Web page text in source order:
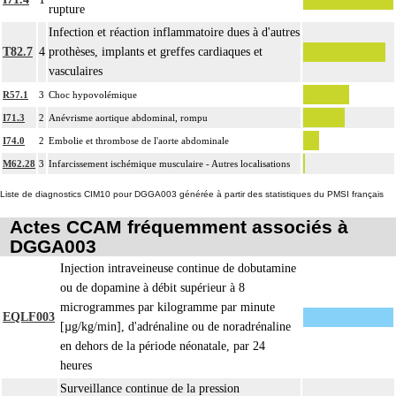
résection d'un axe ou d'une structure vasculaire avec reconstruction par greffe
Par thoracotomie, on entend : tout abord de la cavité thoracique - sternotomie,
thoracotomie latérale, thoracotomie postérieure.
La circulation extracorporelle [CEC] pour acte intrathoracique inclut, pour le
chirurgien, l'installation, la conduite de la circulation extracorporelle, et son
- décision de l'indication et choix de la technique
- pose et ablation des canules
- décision d'arrêt circulatoire
- définition des protocoles de remplissage
- décision de cardioplégie
- décision d'assistance circulatoire.
La suture d'un vaisseau inclut l'angioplastie d'élargissement.
Le pontage artériel inclut la thromboendartériectomie de contigüité.
Les actes sur le thorax, par thoracoscopie incluent l'évacuation de collection
intrathoracique associée, la pose de drain pleural et/ou péricardique.
rupture
T82.7 4
Infection et réaction inflammatoire dues à d'autres
prothèses, implants et greffes cardiaques et
vasculaires
R57.1 3 Choc hypovolémique
I71.3 2 Anévrisme aortique abdominal, rompu
I74.0 2 Embolie et thrombose de l'aorte abdominale
M62.28 3 Infarcissement ischémique musculaire - Autres localisations
Liste de diagnostics CIM10 pour DGGA003 générée à partir des statistiques du PMSI français
Actes CCAM fréquemment associés à
DGGA003
EQLF003
Injection intraveineuse continue de dobutamine
ou de dopamine à débit supérieur à 8
microgrammes par kilogramme par minute
[µg/kg/min], d'adrénaline ou de noradrénaline
en dehors de la période néonatale, par 24
heures
Surveillance continue de la pression